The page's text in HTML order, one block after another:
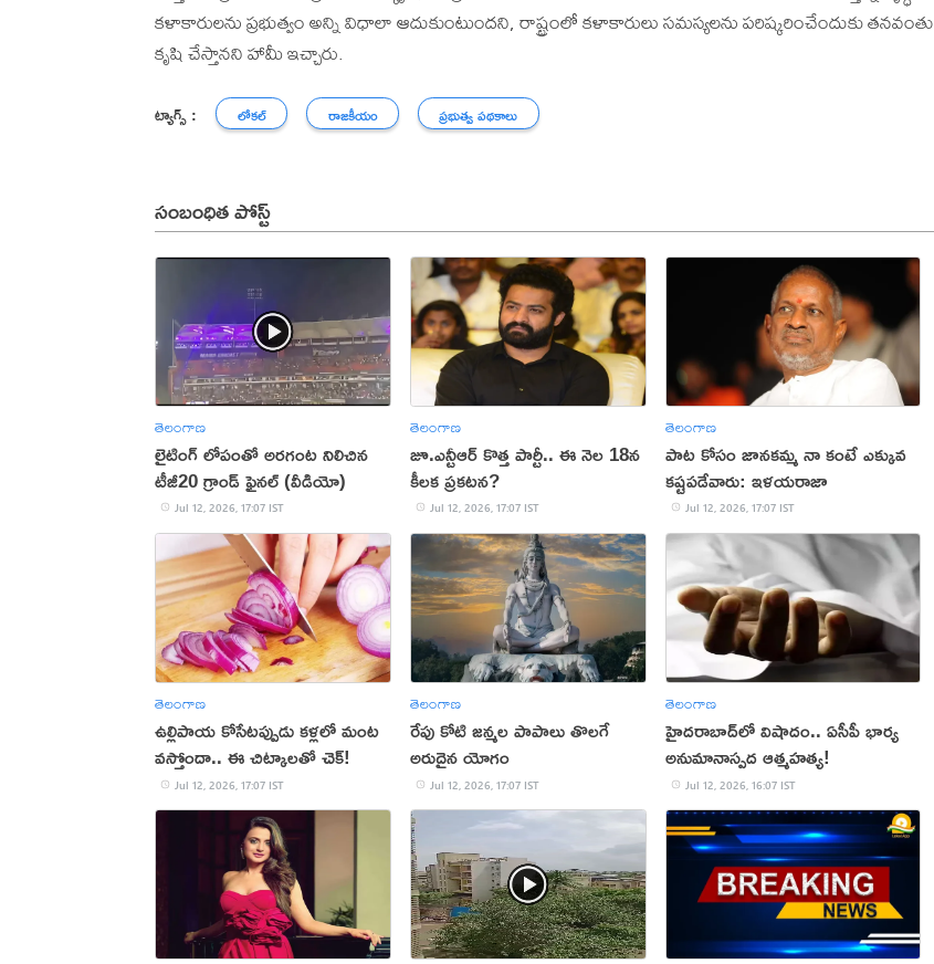
కళాకారులను ప్రభుత్వం అన్ని విధాలా ఆదుకుంటుందని, రాష్ట్రంలో కళాకారులు సమస్యలను పరిష్కరించేందుకు తనవంతు
కృషి చేస్తానని హామీ ఇచ్చారు.
ట్యాగ్స్ : లోకల్ రాజకీయం ప్రభుత్వ పథకాలు
సంబంధిత పోస్ట్
తెలంగాణ
లైటింగ్ లోపంతో అరగంట నిలిచిన
టీజీ20 గ్రాండ్ ఫైనల్ (వీడియో)
Jul 12, 2026, 17:07 IST
తెలంగాణ
జూ.ఎన్టీఆర్ కొత్త పార్టీ.. ఈ నెల 18న
కీలక ప్రకటన?
Jul 12, 2026, 17:07 IST
తెలంగాణ
పాట కోసం జానకమ్మ నా కంటే ఎక్కువ
కష్టపడేవారు: ఇళయరాజా
Jul 12, 2026, 17:07 IST
తెలంగాణ
ఉల్లిపాయ కోసేటప్పుడు కళ్లలో మంట
వస్తోందా.. ఈ చిట్కాలతో చెక్!
Jul 12, 2026, 17:07 IST
తెలంగాణ
రేపు కోటి జన్మల పాపాలు తొలగే
అరుదైన యోగం
Jul 12, 2026, 17:07 IST
తెలంగాణ
హైదరాబాద్‌లో విషాదం.. ఏసీపీ భార్య
అనుమానాస్పద ఆత్మహత్య!
Jul 12, 2026, 16:07 IST